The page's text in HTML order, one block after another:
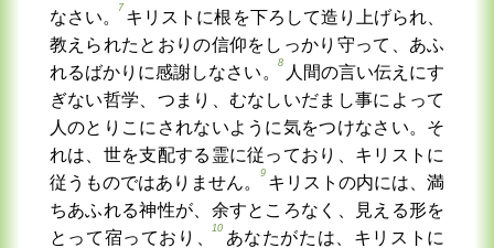
なさい。
7
キリストに根を下ろして造り上げられ、
教えられたとおりの信仰をしっかり守って、あふ
れるばかりに感謝しなさい。
8
人間の言い伝えにす
ぎない哲学、つまり、むなしいだまし事によって
人のとりこにされないように気をつけなさい。そ
れは、世を支配する霊に従っており、キリストに
従うものではありません。
9
キリストの内には、満
ちあふれる神性が、余すところなく、見える形を
とって宿っており、
10
あなたがたは、キリストに